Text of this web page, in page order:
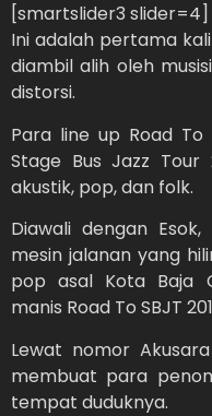
[smartslider3 slider=4]
Ini adalah pertama
diambil alih oleh
distorsi.
Para line up Road To
Stage Bus Jazz
akustik, pop, dan folk.
Diawali dengan
mesin jalanan yang
pop asal Kota Baja
manis Road To SBJT
Lewat nomor
membuat para
tempat duduknya.